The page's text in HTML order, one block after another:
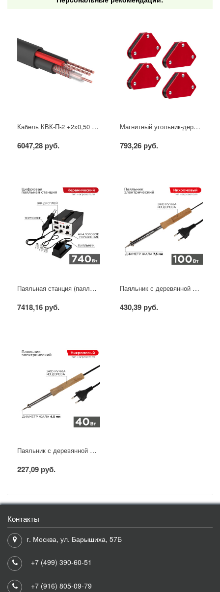
Кабель КВК-П-2 +2x0,50 мм² (Cu/CCA) (96) черный, 200 м, PROconnect
6047,28 руб.
Магнитный угольник-держатель для сварки набор 4 шт. на 4 кг REXANT
793,26 руб.
Паяльная станция (паяльник + фен), модель R852AD+, 100-500°C, LED дисплей REXANT
7418,16 руб.
Паяльник с деревянной ручкой, серия WOOD, 100Вт, 230В, блистер PROconnect
430,39 руб.
Паяльник с деревянной ручкой, серия WOOD, 40Вт, 230В, блистер PROconnect
227,09 руб.
Контакты
г. Москва, ул. Барышиха, 57Б
+7 (499) 390-60-51
+7 (916) 805-09-79